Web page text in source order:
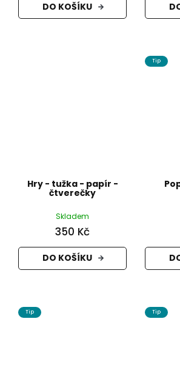
DO KOŠÍKU
Hry - tužka - papír -
čtverečky
Skladem
350 Kč
DO KOŠÍKU
Tip
Tip Tip